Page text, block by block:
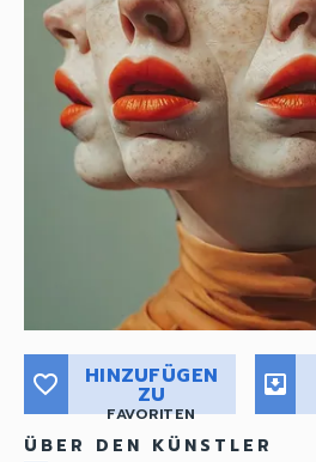
favorite_border HINZUFÜGEN
ZU
FAVORITEN
move_to_inbox
ÜBER DEN KÜNSTLER